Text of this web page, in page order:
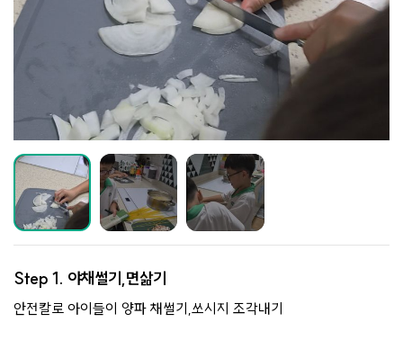
Step 1. 야채썰기,면삶기
안전칼로 아이들이 양파 채썰기,쏘시지 조각내기